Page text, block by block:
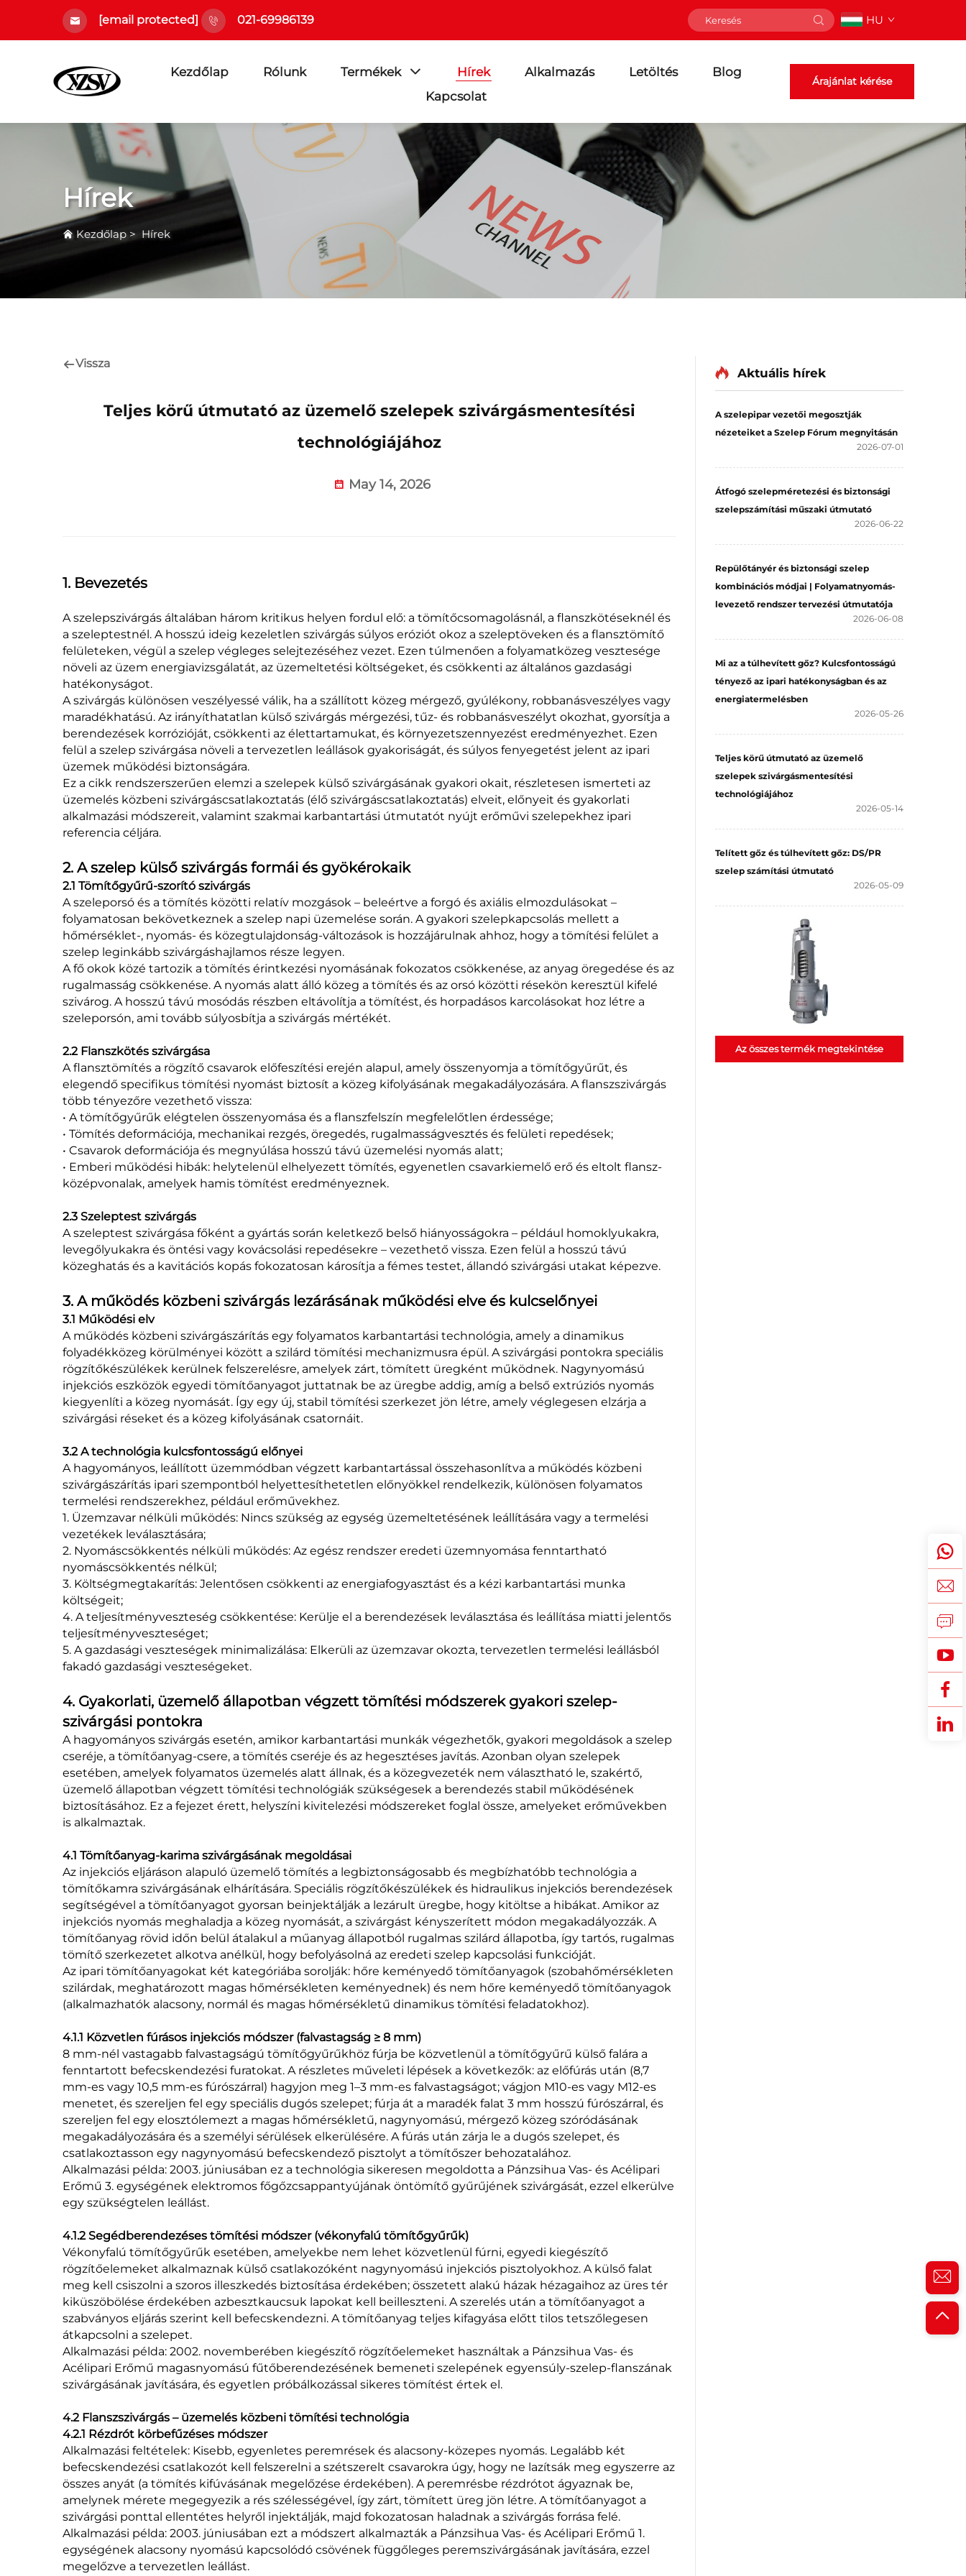
[email protected] 021-69986139 HU
Kezdőlap Rólunk Termékek Hírek Alkalmazás Letöltés
Blog
Kapcsolat
Árajánlat kérése
Hírek
Kezdőlap > Hírek
Vissza
Teljes körű útmutató az üzemelő szelepek szivárgásmentesítési
technológiájához
May 14, 2026
1. Bevezetés
A szelepszivárgás általában három kritikus helyen fordul elő: a tömítőcsomagolásnál, a flanszkötéseknél és
a szeleptestnél. A hosszú ideig kezeletlen szivárgás súlyos eróziót okoz a szeleptöveken és a flansztömítő
felületeken, végül a szelep végleges selejtezéséhez vezet. Ezen túlmenően a folyamatközeg vesztesége
növeli az üzem energiavizsgálatát, az üzemeltetési költségeket, és csökkenti az általános gazdasági
hatékonyságot.
A szivárgás különösen veszélyessé válik, ha a szállított közeg mérgező, gyúlékony, robbanásveszélyes vagy
maradékhatású. Az irányíthatatlan külső szivárgás mérgezési, tűz- és robbanásveszélyt okozhat, gyorsítja a
berendezések korrózióját, csökkenti az élettartamukat, és környezetszennyezést eredményezhet. Ezen
felül a szelep szivárgása növeli a tervezetlen leállások gyakoriságát, és súlyos fenyegetést jelent az ipari
üzemek működési biztonságára.
Ez a cikk rendszerszerűen elemzi a szelepek külső szivárgásának gyakori okait, részletesen ismerteti az
üzemelés közbeni szivárgáscsatlakoztatás (élő szivárgáscsatlakoztatás) elveit, előnyeit és gyakorlati
alkalmazási módszereit, valamint szakmai karbantartási útmutatót nyújt erőművi szelepekhez ipari
referencia céljára.
2. A szelep külső szivárgás formái és gyökérokaik
2.1 Tömítőgyűrű-szorító szivárgás
A szeleporsó és a tömítés közötti relatív mozgások – beleértve a forgó és axiális elmozdulásokat –
folyamatosan bekövetkeznek a szelep napi üzemelése során. A gyakori szelepkapcsolás mellett a
hőmérséklet-, nyomás- és közegtulajdonság-változások is hozzájárulnak ahhoz, hogy a tömítési felület a
szelep leginkább szivárgáshajlamos része legyen.
A fő okok közé tartozik a tömítés érintkezési nyomásának fokozatos csökkenése, az anyag öregedése és az
rugalmasság csökkenése. A nyomás alatt álló közeg a tömítés és az orsó közötti résekön keresztül kifelé
szivárog. A hosszú távú mosódás részben eltávolítja a tömítést, és horpadásos karcolásokat hoz létre a
szeleporsón, ami tovább súlyosbítja a szivárgás mértékét.
2.2 Flanszkötés szivárgása
A flansztömítés a rögzítő csavarok előfeszítési erején alapul, amely összenyomja a tömítőgyűrűt, és
elegendő specifikus tömítési nyomást biztosít a közeg kifolyásának megakadályozására. A flanszszivárgás
több tényezőre vezethető vissza:
• A tömítőgyűrűk elégtelen összenyomása és a flanszfelszín megfelelőtlen érdessége;
• Tömítés deformációja, mechanikai rezgés, öregedés, rugalmasságvesztés és felületi repedések;
• Csavarok deformációja és megnyúlása hosszú távú üzemelési nyomás alatt;
• Emberi működési hibák: helytelenül elhelyezett tömítés, egyenetlen csavarkiemelő erő és eltolt flansz-
középvonalak, amelyek hamis tömítést eredményeznek.
2.3 Szeleptest szivárgás
A szeleptest szivárgása főként a gyártás során keletkező belső hiányosságokra – például homoklyukakra,
levegőlyukakra és öntési vagy kovácsolási repedésekre – vezethető vissza. Ezen felül a hosszú távú
közeghatás és a kavitációs kopás fokozatosan károsítja a fémes testet, állandó szivárgási utakat képezve.
3. A működés közbeni szivárgás lezárásának működési elve és kulcselőnyei
3.1 Működési elv
A működés közbeni szivárgászárítás egy folyamatos karbantartási technológia, amely a dinamikus
folyadékközeg körülményei között a szilárd tömítési mechanizmusra épül. A szivárgási pontokra speciális
rögzítőkészülékek kerülnek felszerelésre, amelyek zárt, tömített üregként működnek. Nagynyomású
injekciós eszközök egyedi tömítőanyagot juttatnak be az üregbe addig, amíg a belső extrúziós nyomás
kiegyenlíti a közeg nyomását. Így egy új, stabil tömítési szerkezet jön létre, amely véglegesen elzárja a
szivárgási réseket és a közeg kifolyásának csatornáit.
3.2 A technológia kulcsfontosságú előnyei
A hagyományos, leállított üzemmódban végzett karbantartással összehasonlítva a működés közbeni
szivárgászárítás ipari szempontból helyettesíthetetlen előnyökkel rendelkezik, különösen folyamatos
termelési rendszerekhez, például erőművekhez.
1. Üzemzavar nélküli működés: Nincs szükség az egység üzemeltetésének leállítására vagy a termelési
vezetékek leválasztására;
2. Nyomáscsökkentés nélküli működés: Az egész rendszer eredeti üzemnyomása fenntartható
nyomáscsökkentés nélkül;
3. Költségmegtakarítás: Jelentősen csökkenti az energiafogyasztást és a kézi karbantartási munka
költségeit;
4. A teljesítményveszteség csökkentése: Kerülje el a berendezések leválasztása és leállítása miatti jelentős
teljesítményveszteséget;
5. A gazdasági veszteségek minimalizálása: Elkerüli az üzemzavar okozta, tervezetlen termelési leállásból
fakadó gazdasági veszteségeket.
4. Gyakorlati, üzemelő állapotban végzett tömítési módszerek gyakori szelep-
szivárgási pontokra
A hagyományos szivárgás esetén, amikor karbantartási munkák végezhetők, gyakori megoldások a szelep
cseréje, a tömítőanyag-csere, a tömítés cseréje és az hegesztéses javítás. Azonban olyan szelepek
esetében, amelyek folyamatos üzemelés alatt állnak, és a közegvezeték nem választható le, szakértő,
üzemelő állapotban végzett tömítési technológiák szükségesek a berendezés stabil működésének
biztosításához. Ez a fejezet érett, helyszíni kivitelezési módszereket foglal össze, amelyeket erőművekben
is alkalmaztak.
4.1 Tömítőanyag-karima szivárgásának megoldásai
Az injekciós eljáráson alapuló üzemelő tömítés a legbiztonságosabb és megbízhatóbb technológia a
tömítőkamra szivárgásának elhárítására. Speciális rögzítőkészülékek és hidraulikus injekciós berendezések
segítségével a tömítőanyagot gyorsan beinjektálják a lezárult üregbe, hogy kitöltse a hibákat. Amikor az
injekciós nyomás meghaladja a közeg nyomását, a szivárgást kényszerített módon megakadályozzák. A
tömítőanyag rövid időn belül átalakul a műanyag állapotból rugalmas szilárd állapotba, így tartós, rugalmas
tömítő szerkezetet alkotva anélkül, hogy befolyásolná az eredeti szelep kapcsolási funkcióját.
Az ipari tömítőanyagokat két kategóriába sorolják: hőre keményedő tömítőanyagok (szobahőmérsékleten
szilárdak, meghatározott magas hőmérsékleten keményednek) és nem hőre keményedő tömítőanyagok
(alkalmazhatók alacsony, normál és magas hőmérsékletű dinamikus tömítési feladatokhoz).
4.1.1 Közvetlen fúrásos injekciós módszer (falvastagság ≥ 8 mm)
8 mm-nél vastagabb falvastagságú tömítőgyűrűkhöz fúrja be közvetlenül a tömítőgyűrű külső falára a
fenntartott befecskendezési furatokat. A részletes műveleti lépések a következők: az előfúrás után (8,7
mm-es vagy 10,5 mm-es fúrószárral) hagyjon meg 1–3 mm-es falvastagságot; vágjon M10-es vagy M12-es
menetet, és szereljen fel egy speciális dugós szelepet; fúrja át a maradék falat 3 mm hosszú fúrószárral, és
szereljen fel egy elosztólemezt a magas hőmérsékletű, nagynyomású, mérgező közeg szóródásának
megakadályozására és a személyi sérülések elkerülésére. A fúrás után zárja le a dugós szelepet, és
csatlakoztasson egy nagynyomású befecskendező pisztolyt a tömítőszer behozatalához.
Alkalmazási példa: 2003. júniusában ez a technológia sikeresen megoldotta a Pánzsihua Vas- és Acélipari
Erőmű 3. egységének elektromos főgőzcsappantyújának öntömítő gyűrűjének szivárgását, ezzel elkerülve
egy szükségtelen leállást.
4.1.2 Segédberendezéses tömítési módszer (vékonyfalú tömítőgyűrűk)
Vékonyfalú tömítőgyűrűk esetében, amelyekbe nem lehet közvetlenül fúrni, egyedi kiegészítő
rögzítőelemeket alkalmaznak külső csatlakozóként nagynyomású injekciós pisztolyokhoz. A külső falat
meg kell csiszolni a szoros illeszkedés biztosítása érdekében; összetett alakú házak hézagaihoz az üres tér
kiküszöbölése érdekében azbesztkaucsuk lapokat kell beilleszteni. A szerelés után a tömítőanyagot a
szabványos eljárás szerint kell befecskendezni. A tömítőanyag teljes kifagyása előtt tilos tetszőlegesen
átkapcsolni a szelepet.
Alkalmazási példa: 2002. novemberében kiegészítő rögzítőelemeket használtak a Pánzsihua Vas- és
Acélipari Erőmű magasnyomású fűtőberendezésének bemeneti szelepének egyensúly-szelep-flanszának
szivárgásának javítására, és egyetlen próbálkozással sikeres tömítést értek el.
4.2 Flanszszivárgás – üzemelés közbeni tömítési technológia
4.2.1 Rézdrót körbefűzéses módszer
Alkalmazási feltételek: Kisebb, egyenletes peremrések és alacsony-közepes nyomás. Legalább két
befecskendezési csatlakozót kell felszerelni a szétszerelt csavarokra úgy, hogy ne lazítsák meg egyszerre az
összes anyát (a tömítés kifúvásának megelőzése érdekében). A peremrésbe rézdrótot ágyaznak be,
amelynek mérete megegyezik a rés szélességével, így zárt, tömített üreg jön létre. A tömítőanyagot a
szivárgási ponttal ellentétes helyről injektálják, majd fokozatosan haladnak a szivárgás forrása felé.
Alkalmazási példa: 2003. júniusában ezt a módszert alkalmazták a Pánzsihua Vas- és Acélipari Erőmű 1.
egységének alacsony nyomású kapcsolódó csövének függőleges peremszivárgásának javítására, ezzel
megelőzve a tervezetlen leállást.
Aktuális hírek
A szelepipar vezetői megosztják
nézeteiket a Szelep Fórum megnyitásán
2026-07-01
Átfogó szelepméretezési és biztonsági
szelepszámítási műszaki útmutató
2026-06-22
Repülőtányér és biztonsági szelep
kombinációs módjai | Folyamatnyomás-
levezető rendszer tervezési útmutatója
2026-06-08
Mi az a túlhevített gőz? Kulcsfontosságú
tényező az ipari hatékonyságban és az
energiatermelésben
2026-05-26
Teljes körű útmutató az üzemelő
szelepek szivárgásmentesítési
technológiájához
2026-05-14
Telített gőz és túlhevített gőz: DS/PR
szelep számítási útmutató
2026-05-09
Az összes termék megtekintése